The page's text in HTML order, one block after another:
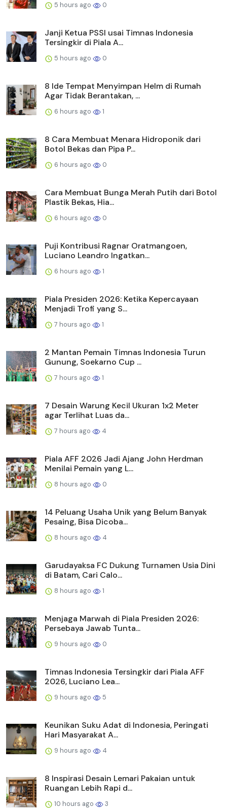
5 hours ago 0
Janji Ketua PSSI usai Timnas Indonesia
Tersingkir di Piala A...
5 hours ago 0
8 Ide Tempat Menyimpan Helm di Rumah
Agar Tidak Berantakan, ...
6 hours ago 1
8 Cara Membuat Menara Hidroponik dari
Botol Bekas dan Pipa P...
6 hours ago 0
Cara Membuat Bunga Merah Putih dari Botol
Plastik Bekas, Hia...
6 hours ago 0
Puji Kontribusi Ragnar Oratmangoen,
Luciano Leandro Ingatkan...
6 hours ago 1
Piala Presiden 2026: Ketika Kepercayaan
Menjadi Trofi yang S...
7 hours ago 1
2 Mantan Pemain Timnas Indonesia Turun
Gunung, Soekarno Cup ...
7 hours ago 1
7 Desain Warung Kecil Ukuran 1x2 Meter
agar Terlihat Luas da...
7 hours ago 4
Piala AFF 2026 Jadi Ajang John Herdman
Menilai Pemain yang L...
8 hours ago 0
14 Peluang Usaha Unik yang Belum Banyak
Pesaing, Bisa Dicoba...
8 hours ago 4
Garudayaksa FC Dukung Turnamen Usia Dini
di Batam, Cari Calo...
8 hours ago 1
Menjaga Marwah di Piala Presiden 2026:
Persebaya Jawab Tunta...
9 hours ago 0
Timnas Indonesia Tersingkir dari Piala AFF
2026, Luciano Lea...
9 hours ago 5
Keunikan Suku Adat di Indonesia, Peringati
Hari Masyarakat A...
9 hours ago 4
8 Inspirasi Desain Lemari Pakaian untuk
Ruangan Lebih Rapi d...
10 hours ago 3